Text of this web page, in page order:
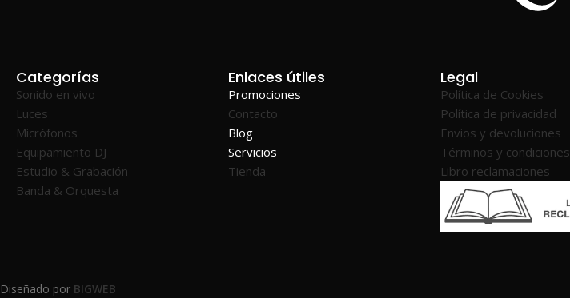
Categorías
Sonido en vivo
Luces
Micrófonos
Equipamiento DJ
Estudio & Grabación
Banda & Orquesta
Enlaces útiles
Promociones
Contacto
Blog
Servicios
Tienda
Legal
Política de Cookies
Política de privacidad
Envios y devoluciones
Términos y condiciones
Libro reclamaciones
Diseñado por BIGWEB